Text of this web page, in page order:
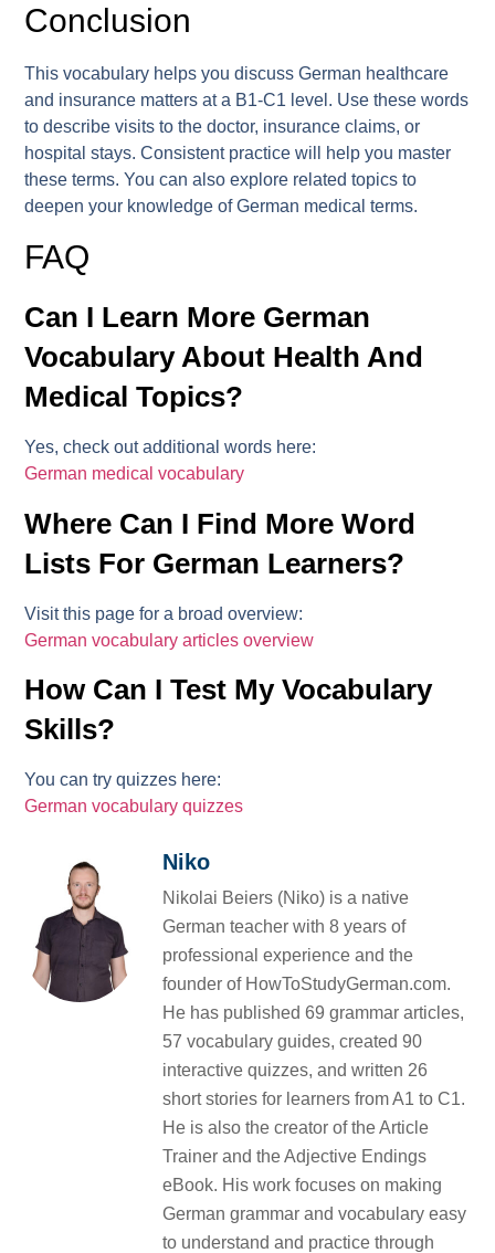
Conclusion
This vocabulary helps you discuss German healthcare
and insurance matters at a B1-C1 level. Use these words
to describe visits to the doctor, insurance claims, or
hospital stays. Consistent practice will help you master
these terms. You can also explore related topics to
deepen your knowledge of German medical terms.
FAQ
Can I Learn More German
Vocabulary About Health And
Medical Topics?
Yes, check out additional words here:
German medical vocabulary
Where Can I Find More Word
Lists For German Learners?
Visit this page for a broad overview:
German vocabulary articles overview
How Can I Test My Vocabulary
Skills?
You can try quizzes here:
German vocabulary quizzes
Niko
Nikolai Beiers (Niko) is a native
German teacher with 8 years of
professional experience and the
founder of HowToStudyGerman.com.
He has published 69 grammar articles,
57 vocabulary guides, created 90
interactive quizzes, and written 26
short stories for learners from A1 to C1.
He is also the creator of the Article
Trainer and the Adjective Endings
eBook. His work focuses on making
German grammar and vocabulary easy
to understand and practice through